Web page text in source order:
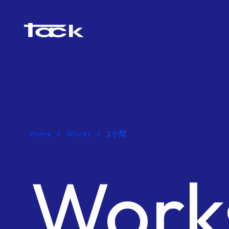
Home Works 2小間